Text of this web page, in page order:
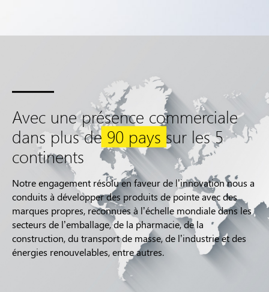
Avec une présence commerciale
dans plus de 90 pays sur les 5
continents
Notre engagement résolu en faveur de l’innovation nous a
conduits à développer des produits de pointe avec des
marques propres, reconnues à l’échelle mondiale dans les
secteurs de l’emballage, de la pharmacie, de la
construction, du transport de masse, de l’industrie et des
énergies renouvelables, entre autres.